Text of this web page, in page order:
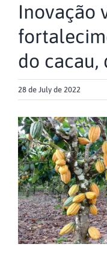
Inovação
do cacau,
28 de July de 2022
View
Larger
Image